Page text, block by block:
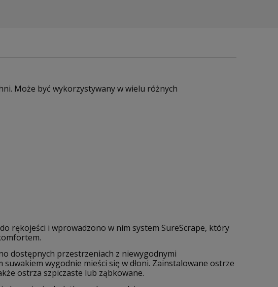
Może być wykorzystywany w wielu różnych
rękojeści i wprowadzono w nim system SureScrape, który
dostępnych przestrzeniach z niewygodnymi
wygodnie mieści się w dłoni. Zainstalowane ostrze
ostrza szpiczaste lub ząbkowane.